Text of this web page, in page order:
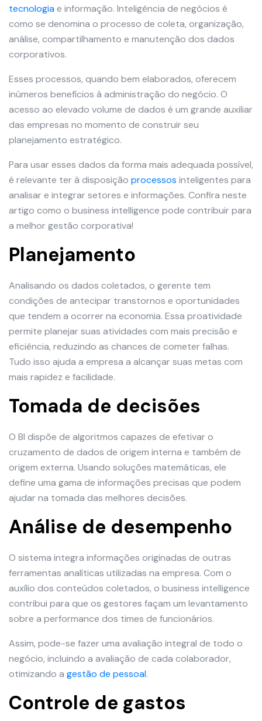
tecnologiae informação. Inteligência de negócios é
como se denomina o processo de coleta, organização,
análise, compartilhamento e manutenção dos dados
corporativos.
Esses processos, quando bem elaborados, oferecem
inúmeros benefícios à administração do negócio. O
acesso ao elevado volume de dados é um grande auxiliar
das empresas no momento de construir seu
planejamento estratégico.
Para usar esses dados da forma mais adequada possível,
é relevante ter à disposição processos inteligentes para
analisar e integrar setores e informações. Confira neste
artigo como o business intelligence pode contribuir para
a melhor gestão corporativa!
Planejamento
Analisando os dados coletados, o gerente tem
condições de antecipar transtornos e oportunidades
que tendem a ocorrer na economia. Essa proatividade
permite planejar suas atividades com mais precisão e
eficiência, reduzindo as chances de cometer falhas.
Tudo isso ajuda a empresa a alcançar suas metas com
mais rapidez e facilidade.
Tomada de decisões
O BI dispõe de algoritmos capazes de efetivar o
cruzamento de dados de origem interna e também de
origem externa. Usando soluções matemáticas, ele
define uma gama de informações precisas que podem
ajudar na tomada das melhores decisões.
Análise de desempenho
O sistema integra informações originadas de outras
ferramentas analíticas utilizadas na empresa. Com o
auxílio dos conteúdos coletados, o business intelligence
contribui para que os gestores façam um levantamento
sobre a performance dos times de funcionários.
Assim, pode-se fazer uma avaliação integral de todo o
negócio, incluindo a avaliação de cada colaborador,
otimizando a gestão de pessoal.
Controle de gastos